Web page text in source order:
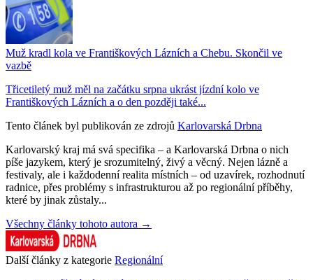
Muž kradl kola ve Františkových Lázních a Chebu. Skončil ve
vazbě
Třicetiletý muž měl na začátku srpna ukrást jízdní kolo ve
Františkových Lázních a o den později také...
Tento článek byl publikován ze zdrojů Karlovarská Drbna
Karlovarský kraj má svá specifika – a Karlovarská Drbna o nich
píše jazykem, který je srozumitelný, živý a věcný. Nejen lázně a
festivaly, ale i každodenní realita místních – od uzavírek, rozhodnutí
radnice, přes problémy s infrastrukturou až po regionální příběhy,
které by jinak zůstaly...
Všechny články tohoto autora →
Další články z kategorie Regionální